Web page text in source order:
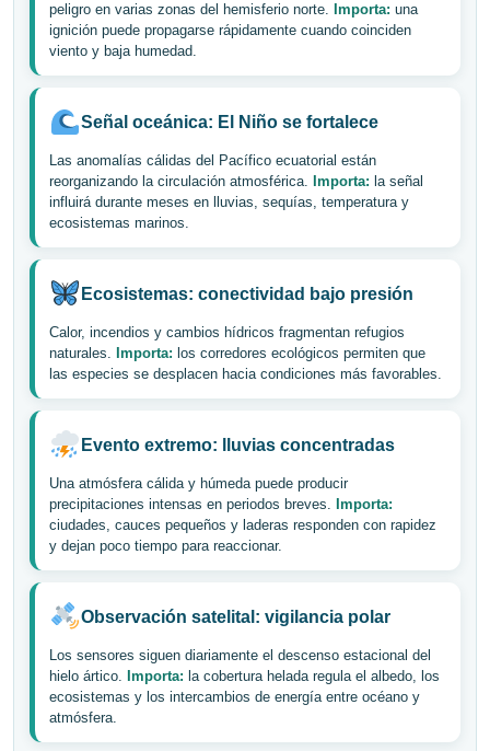
peligro en varias zonas del hemisferio norte. Importa: una
ignición puede propagarse rápidamente cuando coinciden
viento y baja humedad.
Señal oceánica: El Niño se fortalece
Las anomalías cálidas del Pacífico ecuatorial están
reorganizando la circulación atmosférica. Importa: la señal
influirá durante meses en lluvias, sequías, temperatura y
ecosistemas marinos.
Ecosistemas: conectividad bajo presión
Calor, incendios y cambios hídricos fragmentan refugios
naturales. Importa: los corredores ecológicos permiten que
las especies se desplacen hacia condiciones más favorables.
Evento extremo: lluvias concentradas
Una atmósfera cálida y húmeda puede producir
precipitaciones intensas en periodos breves. Importa:
ciudades, cauces pequeños y laderas responden con rapidez
y dejan poco tiempo para reaccionar.
Observación satelital: vigilancia polar
Los sensores siguen diariamente el descenso estacional del
hielo ártico. Importa: la cobertura helada regula el albedo, los
ecosistemas y los intercambios de energía entre océano y
atmósfera.